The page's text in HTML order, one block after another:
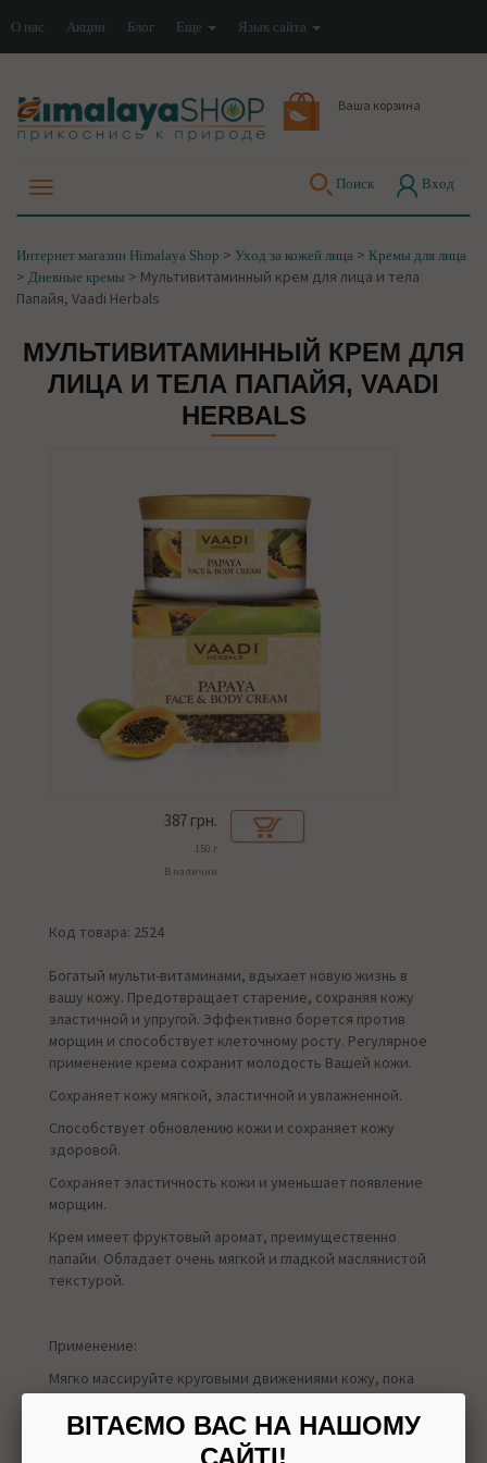
О нас Акции Блог Еще Язык сайта
Ваша корзина
Поиск Вход
Интернет магазин Himalaya Shop > Уход за кожей лица > Кремы для лица
> Дневные кремы > Мультивитаминный крем для лица и тела
Папайя, Vaadi Herbals
МУЛЬТИВИТАМИННЫЙ КРЕМ ДЛЯ
ЛИЦА И ТЕЛА ПАПАЙЯ, VAADI
HERBALS
387 грн.
150 г
В наличии
Код товара: 2524
Богатый мульти-витаминами, вдыхает новую жизнь в
вашу кожу. Предотвращает старение, сохраняя кожу
эластичной и упругой. Эффективно борется против
морщин и способствует клеточному росту. Регулярное
применение крема сохранит молодость Вашей кожи.
Сохраняет кожу мягкой, эластичной и увлажненной.
Способствует обновлению кожи и сохраняет кожу
здоровой.
Сохраняет эластичность кожи и уменьшает появление
морщин.
Крем имеет фруктовый аромат, преимущественно
папайи. Обладает очень мягкой и гладкой маслянистой
текстурой.
Применение:
Мягко массируйте круговыми движениями кожу, пока
крем полностью не впитается.
ВІТАЄМО ВАС НА НАШОМУ
САЙТІ!